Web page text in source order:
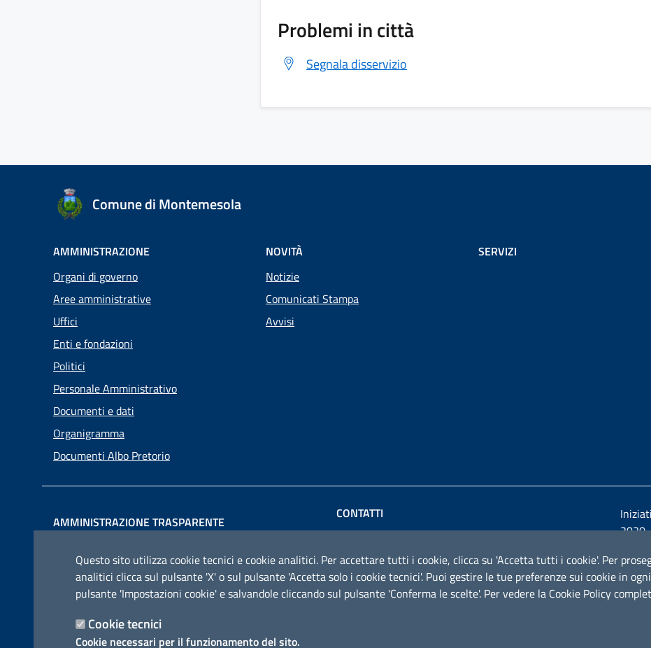
Questo sito utilizza cookie tecnici e cookie analitici. Per accettare tutti i cookie, clicca su 'Accetta tutti i cookie'. Per
analitici clicca sul pulsante 'X' o sul pulsante 'Accetta solo i cookie tecnici'. Puoi gestire le tue preferenze sui cookie in
pulsante 'Impostazioni cookie' e salvandole cliccando sul pulsante 'Conferma le scelte'. Per vedere la Cookie Policy
Cookie tecnici
Cookie necessari per il funzionamento del sito.
Problemi in città
Segnala disservizio
Comune di Montemesola
AMMINISTRAZIONE
Organi di governo
Aree amministrative
Uffici
Enti e fondazioni
Politici
Personale Amministrativo
Documenti e dati
Organigramma
Documenti Albo Pretorio
NOVITÀ
Notizie
Comunicati Stampa
Avvisi
SERVIZI
AMMINISTRAZIONE TRASPARENTE
condizioni previste dalla direttiva comunitaria
2003/98/CE e dal d.lgs. 36/2006
CONTATTI
Comune di Montemesola
Via Roma 23 - 74020 Montemesola (TA)
P.IVA: 01749850739
Codice fiscale: 80010090738
2020.